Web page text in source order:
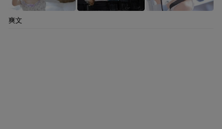
爽文